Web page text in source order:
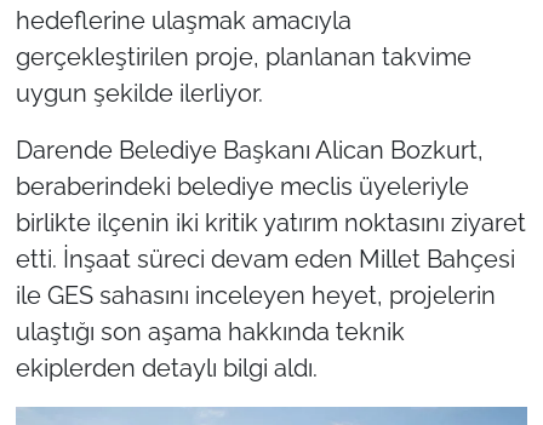
hedeflerine ulaşmak amacıyla
gerçekleştirilen proje, planlanan takvime
uygun şekilde ilerliyor.
Darende Belediye Başkanı Alican Bozkurt,
beraberindeki belediye meclis üyeleriyle
birlikte ilçenin iki kritik yatırım noktasını ziyaret
etti. İnşaat süreci devam eden Millet Bahçesi
ile GES sahasını inceleyen heyet, projelerin
ulaştığı son aşama hakkında teknik
ekiplerden detaylı bilgi aldı.